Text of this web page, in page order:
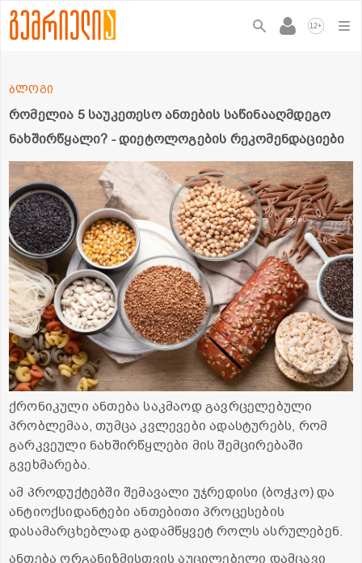
12+
რომელია 5 საუკეთესო ანთების საწინააღმდეგო
ნახშირწყალი? - დიეტოლოგების რეკომენდაციები
ბლოგი
ქრონიკული ანთება საკმაოდ გავრცელებული
პრობლემაა, თუმცა კვლევები ადასტურებს, რომ
გარკვეული ნახშირწყლები მის შემცირებაში
გვეხმარება.
ამ პროდუქტებში შემავალი უჯრედისი (ბოჭკო) და
ანტიოქსიდანტები ანთებითი პროცესების
დასამარცხებლად გადამწყვეტ როლს ასრულებენ.
ანთება ორგანიზმისთვის აუცილებელი დამცავი